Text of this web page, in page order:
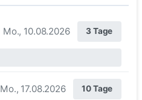
Mo., 10.08.2026 3 Tage
Mo., 17.08.2026 10 Tage